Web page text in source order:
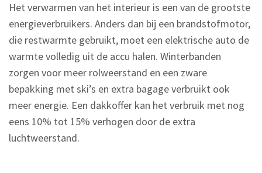
Het verwarmen van het interieur is een van de grootste
energieverbruikers. Anders dan bij een brandstofmotor,
die restwarmte gebruikt, moet een elektrische auto de
warmte volledig uit de accu halen. Winterbanden
zorgen voor meer rolweerstand en een zware
bepakking met ski’s en extra bagage verbruikt ook
meer energie. Een dakkoffer kan het verbruik met nog
eens 10% tot 15% verhogen door de extra
luchtweerstand.